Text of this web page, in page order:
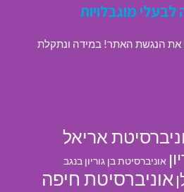
מוגבלויות
את הנגשת האתר! במידה ונתקלת
אריאל
אוניברסיטת בן גוריון בנגב
אוניברסיטת חיפה